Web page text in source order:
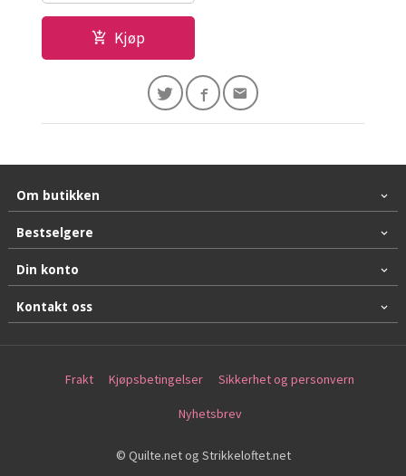
Kjøp
Om butikken
Bestselgere
Din konto
Kontakt oss
Frakt Kjøpsbetingelser Sikkerhet og personvern
Nyhetsbrev
© Quilte.net og Strikkeloftet.net